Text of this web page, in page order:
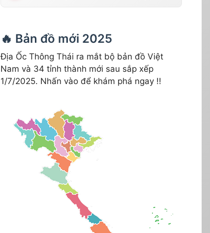
🔥 Bản đồ mới 2025
Địa Ốc Thông Thái ra mắt bộ bản đồ Việt
Nam và 34 tỉnh thành mới sau sắp xếp
1/7/2025. Nhấn vào để khám phá ngay !!